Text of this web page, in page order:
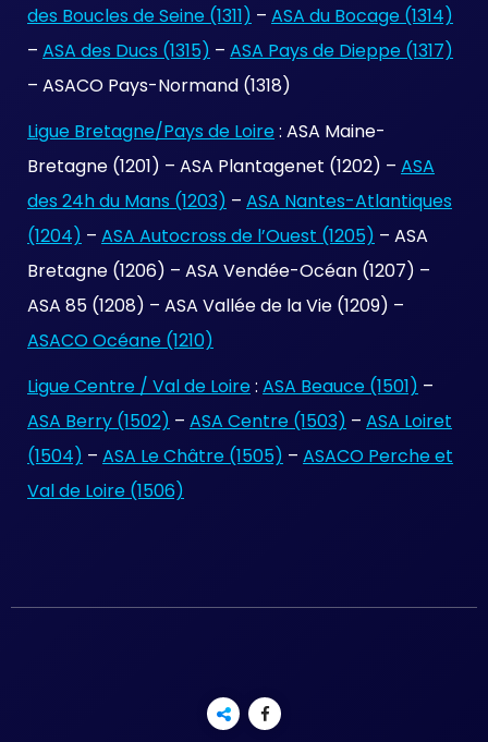
des Boucles de Seine (1311) – ASA du Bocage (1314)
– ASA des Ducs (1315) – ASA Pays de Dieppe (1317)
– ASACO Pays-Normand (1318)
Ligue Bretagne/Pays de Loire : ASA Maine-
Bretagne (1201) – ASA Plantagenet (1202) – ASA
des 24h du Mans (1203) – ASA Nantes-Atlantiques
(1204) – ASA Autocross de l’Ouest (1205) – ASA
Bretagne (1206) – ASA Vendée-Océan (1207) –
ASA 85 (1208) – ASA Vallée de la Vie (1209) –
ASACO Océane (1210)
Ligue Centre / Val de Loire : ASA Beauce (1501) –
ASA Berry (1502) – ASA Centre (1503) – ASA Loiret
(1504) – ASA Le Châtre (1505) – ASACO Perche et
Val de Loire (1506)